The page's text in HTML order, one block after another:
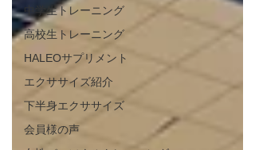
中学生トレーニング
高校生トレーニング
HALEOサプリメント
エクササイズ紹介
下半身エクササイズ
会員様の声